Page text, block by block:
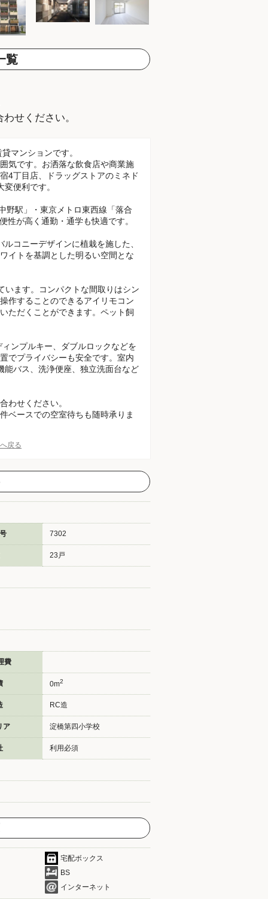
覧
せください。
マンションです。
気です。お洒落な飲食店や商業施
4丁目店、ドラッグストアのミネド
便利です。
野駅」・東京メトロ東西線「落合
性が高く通勤・通学も快適です。
コニーデザインに植栽を施した、
イトを基調とした明るい空間とな
います。コンパクトな間取りはシン
作することのできるアイリモコン
ただくことができます。ペット飼
ンプルキー、ダブルロックなどを
でプライバシーも安全です。室内
能バス、洗浄便座、独立洗面台など
わせください。
ベースでの空室待ちも随時承りま
戻る
7302
23戸
費
0m2
RC造
ア 淀橋第四小学校
利用必須
宅配ボックス
BS
インターネット